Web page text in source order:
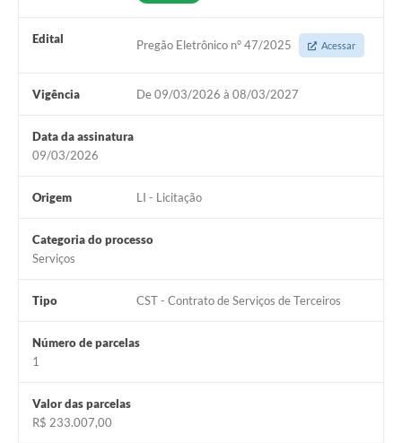
Edital Pregão Eletrônico n° 47/2025 Acessar
Vigência De 09/03/2026 à 08/03/2027
Data da assinatura
09/03/2026
Origem LI - Licitação
Categoria do processo
Serviços
Tipo CST - Contrato de Serviços de Terceiros
Número de parcelas
1
Valor das parcelas
R$ 233.007,00